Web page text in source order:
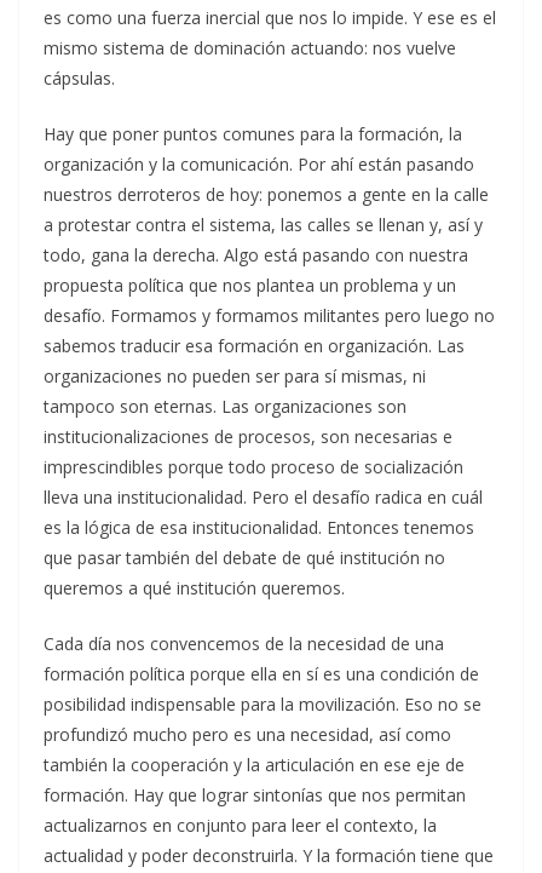
es como una fuerza inercial que nos lo impide. Y ese es el
mismo sistema de dominación actuando: nos vuelve
cápsulas.
Hay que poner puntos comunes para la formación, la
organización y la comunicación. Por ahí están pasando
nuestros derroteros de hoy: ponemos a gente en la calle
a protestar contra el sistema, las calles se llenan y, así y
todo, gana la derecha. Algo está pasando con nuestra
propuesta política que nos plantea un problema y un
desafío. Formamos y formamos militantes pero luego no
sabemos traducir esa formación en organización. Las
organizaciones no pueden ser para sí mismas, ni
tampoco son eternas. Las organizaciones son
institucionalizaciones de procesos, son necesarias e
imprescindibles porque todo proceso de socialización
lleva una institucionalidad. Pero el desafío radica en cuál
es la lógica de esa institucionalidad. Entonces tenemos
que pasar también del debate de qué institución no
queremos a qué institución queremos.
Cada día nos convencemos de la necesidad de una
formación política porque ella en sí es una condición de
posibilidad indispensable para la movilización. Eso no se
profundizó mucho pero es una necesidad, así como
también la cooperación y la articulación en ese eje de
formación. Hay que lograr sintonías que nos permitan
actualizarnos en conjunto para leer el contexto, la
actualidad y poder deconstruirla. Y la formación tiene que